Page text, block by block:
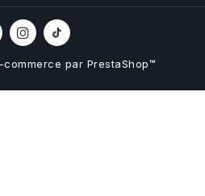
par PrestaShop™